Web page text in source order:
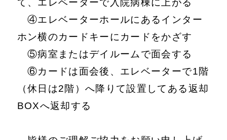
て、エレベーターで入院病棟に上がる
④エレベーターホールにあるインター
ホン横のカードキーにカードをかざす
⑤病室またはデイルームで面会する
⑥カードは面会後、エレベーターで1階
（休日は2階）へ降りて設置してある返却
BOXへ返却する